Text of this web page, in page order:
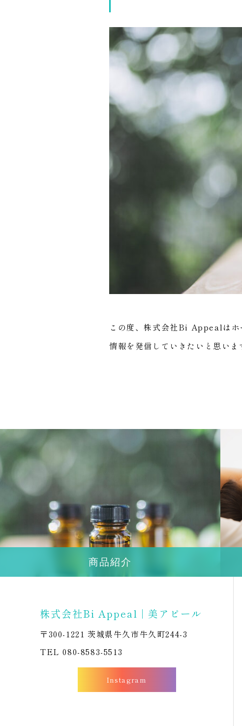
この度、株式会社Bi Appealはホ
情報を発信していきたいと思いま
商品紹介
株式会社Bi Appeal | 美アピール
〒300-1221 茨城県牛久市牛久町244-3
TEL 080-8583-5513
Instagram